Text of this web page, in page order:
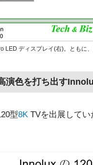
LED ディスプレイ(右)。ともに
演色を打ち出す
型8K TVを出展して